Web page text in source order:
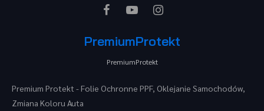
PremiumProtekt
PremiumProtekt
Premium Protekt - Folie Ochronne PPF, Oklejanie Samochodów,
Zmiana Koloru Auta